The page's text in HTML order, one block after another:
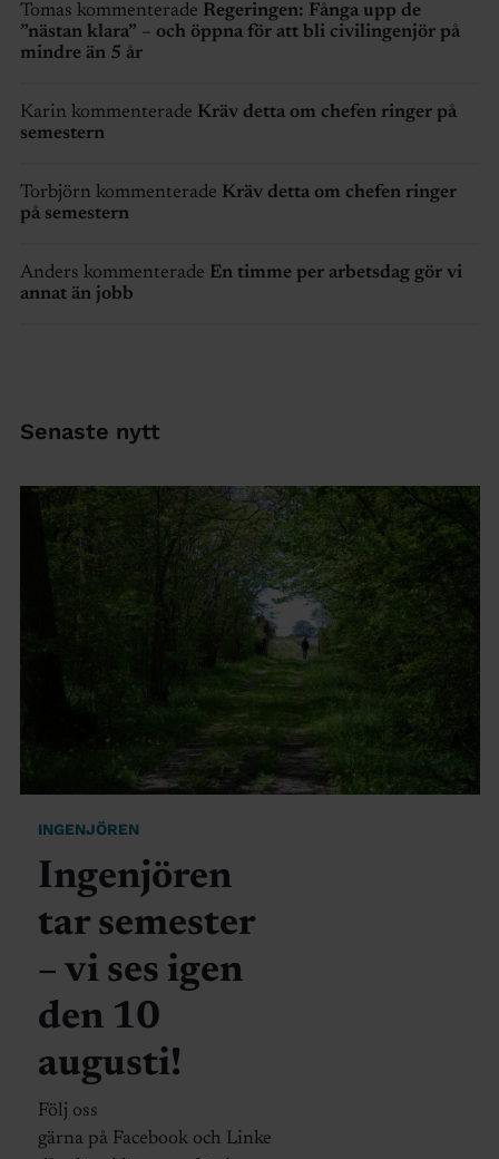
Tomas kommenterade Regeringen: Fånga upp de
”nästan klara” – och öppna för att bli civilingenjör på
mindre än 5 år
Karin kommenterade Kräv detta om chefen ringer på
semestern
Torbjörn kommenterade Kräv detta om chefen ringer
på semestern
Anders kommenterade En timme per arbetsdag gör vi
annat än jobb
Senaste nytt
INGENJÖREN
Ingenjören
tar semester
– vi ses igen
den 10
augusti!
Följ oss
gärna på Facebook och Linke